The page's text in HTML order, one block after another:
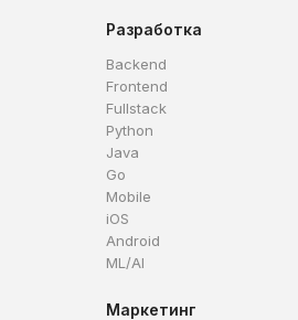
Разработка
Backend
Frontend
Fullstack
Python
Java
Go
Mobile
iOS
Android
ML/AI
Маркетинг